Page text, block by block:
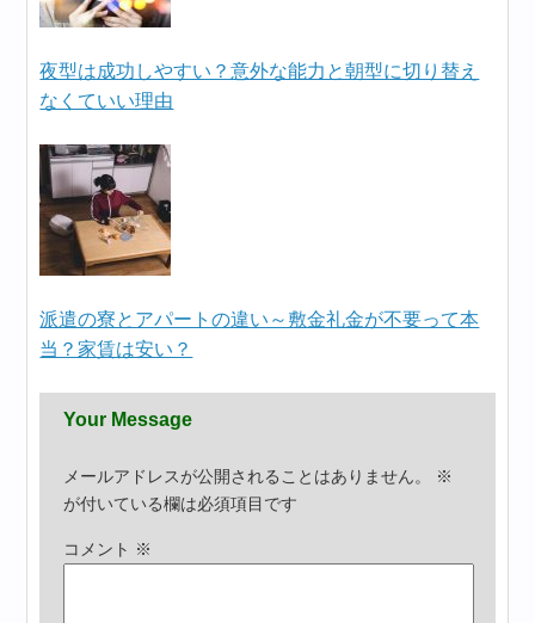
夜型は成功しやすい？意外な能力と朝型に切り替え
なくていい理由
派遣の寮とアパートの違い～敷金礼金が不要って本
当？家賃は安い？
Your Message
メールアドレスが公開されることはありません。
※
が付いている欄は必須項目です
コメント ※